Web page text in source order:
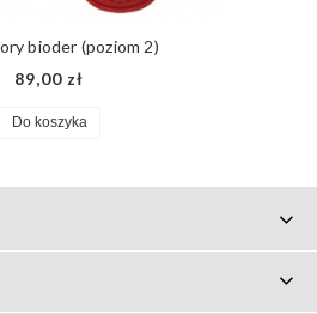
bioder (poziom 2)
89,00 zł
Do koszyka